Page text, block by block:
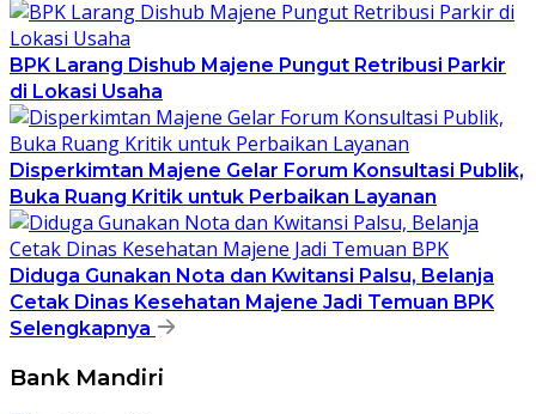
BPK Larang Dishub Majene Pungut Retribusi Parkir
di Lokasi Usaha
Disperkimtan Majene Gelar Forum Konsultasi Publik,
Buka Ruang Kritik untuk Perbaikan Layanan
Diduga Gunakan Nota dan Kwitansi Palsu, Belanja
Cetak Dinas Kesehatan Majene Jadi Temuan BPK
Selengkapnya
Bank Mandiri